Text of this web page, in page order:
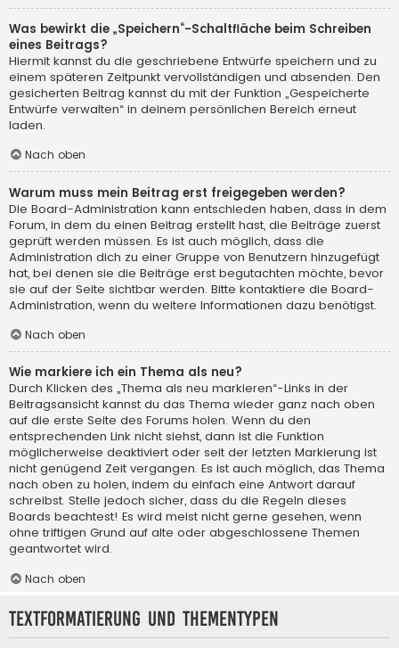
Was bewirkt die „Speichern“-Schaltfläche beim Schreiben
eines Beitrags?
Hiermit kannst du die geschriebene Entwürfe speichern und zu
einem späteren Zeitpunkt vervollständigen und absenden. Den
gesicherten Beitrag kannst du mit der Funktion „Gespeicherte
Entwürfe verwalten“ in deinem persönlichen Bereich erneut
laden.
Nach oben
Warum muss mein Beitrag erst freigegeben werden?
Die Board-Administration kann entschieden haben, dass in dem
Forum, in dem du einen Beitrag erstellt hast, die Beiträge zuerst
geprüft werden müssen. Es ist auch möglich, dass die
Administration dich zu einer Gruppe von Benutzern hinzugefügt
hat, bei denen sie die Beiträge erst begutachten möchte, bevor
sie auf der Seite sichtbar werden. Bitte kontaktiere die Board-
Administration, wenn du weitere Informationen dazu benötigst.
Nach oben
Wie markiere ich ein Thema als neu?
Durch Klicken des „Thema als neu markieren“-Links in der
Beitragsansicht kannst du das Thema wieder ganz nach oben
auf die erste Seite des Forums holen. Wenn du den
entsprechenden Link nicht siehst, dann ist die Funktion
möglicherweise deaktiviert oder seit der letzten Markierung ist
nicht genügend Zeit vergangen. Es ist auch möglich, das Thema
nach oben zu holen, indem du einfach eine Antwort darauf
schreibst. Stelle jedoch sicher, dass du die Regeln dieses
Boards beachtest! Es wird meist nicht gerne gesehen, wenn
ohne triftigen Grund auf alte oder abgeschlossene Themen
geantwortet wird.
Nach oben
Textformatierung und Thementypen